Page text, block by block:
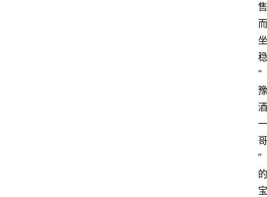
售
而
坐
稳
“
豫
酒
一
哥
”
的
宝